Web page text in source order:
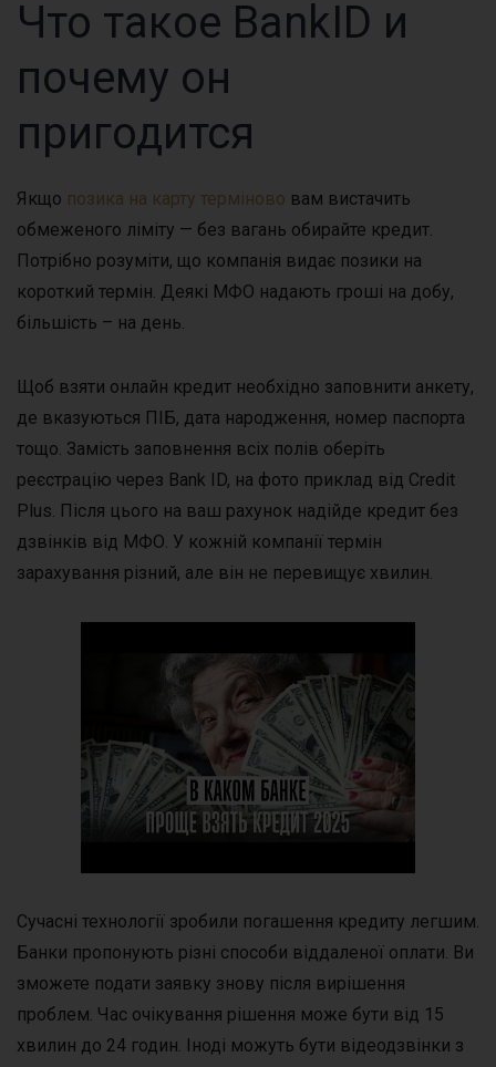
Что такое BankID и
почему он
пригодится
Якщо позика на карту терміново вам вистачить
обмеженого ліміту — без вагань обирайте кредит.
Потрібно розуміти, що компанія видає позики на
короткий термін. Деякі МФО надають гроші на добу,
більшість – на день.
Щоб взяти онлайн кредит необхідно заповнити анкету,
де вказуються ПІБ, дата народження, номер паспорта
тощо. Замість заповнення всіх полів оберіть
реєстрацію через Bank ID, на фото приклад від Credit
Plus. Після цього на ваш рахунок надійде кредит без
дзвінків від МФО. У кожній компанії термін
зарахування різний, але він не перевищує хвилин.
Сучасні технології зробили погашення кредиту легшим.
Банки пропонують різні способи віддаленої оплати. Ви
зможете подати заявку знову після вирішення
проблем. Час очікування рішення може бути від 15
хвилин до 24 годин. Іноді можуть бути відеодзвінки з